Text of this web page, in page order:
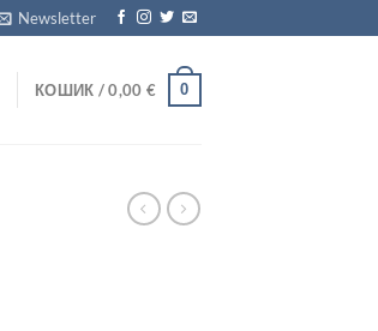
Newsletter
КОШИК /0,00 € 0